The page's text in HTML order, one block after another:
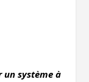
un système à